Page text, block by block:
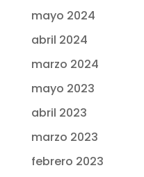
mayo 2024
abril 2024
marzo 2024
mayo 2023
abril 2023
marzo 2023
febrero 2023